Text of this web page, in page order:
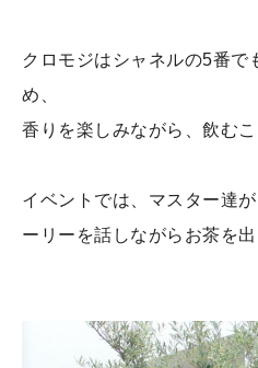
クロモジはシャネルの5番で
め、
香りを楽しみながら、飲むこ
イベントでは、マスター達
ーリーを話しながらお茶を